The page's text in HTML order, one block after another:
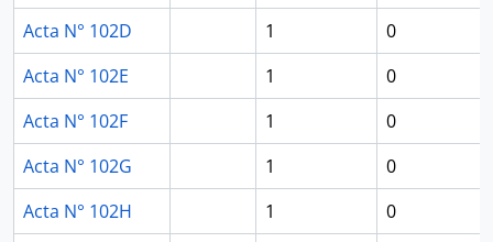
Acta N° 102D
1
0
Acta N° 102E
1
0
Acta N° 102F
1
0
Acta N° 102G
1
0
Acta N° 102H
1
0